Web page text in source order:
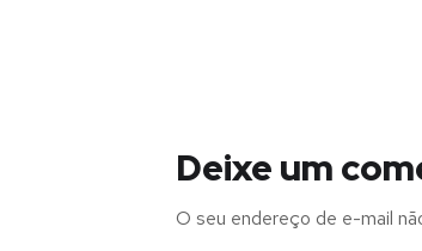
Deixe um
O seu endereço de e-mail